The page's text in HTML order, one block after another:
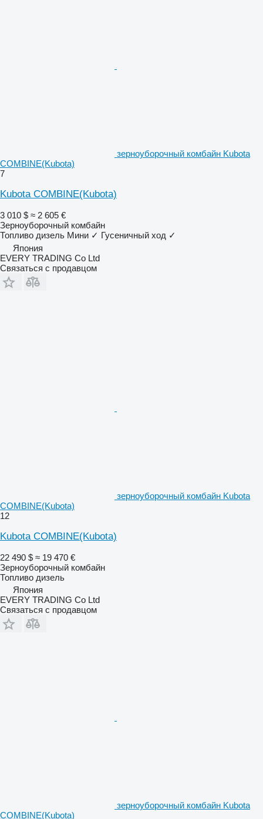
зерноуборочный комбайн Kubota
COMBINE(Kubota)
7
Kubota COMBINE(Kubota)
3 010 $ ≈ 2 605 €
Зерноуборочный комбайн
Топливо дизель Мини ✓ Гусеничный ход ✓
Япония
EVERY TRADING Co Ltd
Связаться с продавцом
зерноуборочный комбайн Kubota
COMBINE(Kubota)
12
Kubota COMBINE(Kubota)
22 490 $ ≈ 19 470 €
Зерноуборочный комбайн
Топливо дизель
Япония
EVERY TRADING Co Ltd
Связаться с продавцом
зерноуборочный комбайн Kubota
COMBINE(Kubota)